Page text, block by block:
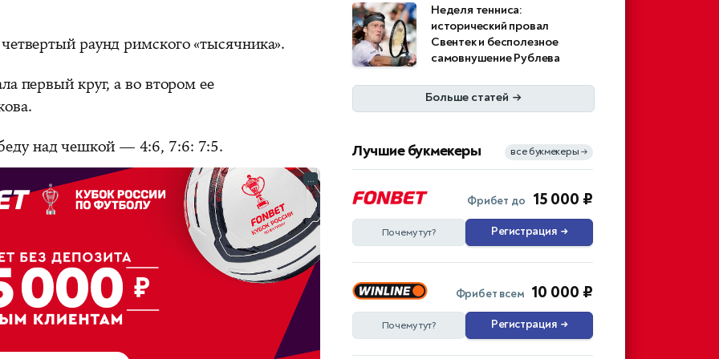
раунд римского «тысячника».
первый круг, а во втором ее
над чешкой — 4:6, 7:6: 7:5.
...
Неделя тенниса:
исторический провал
Свентек и бесполезное
самовнушение Рублева
Больше статей →
Лучшие букмекеры все букмекеры →
Фрибет до 15 000 ₽
Почему тут? Регистрация →
Фрибет всем 10 000 ₽
Почему тут? Регистрация →